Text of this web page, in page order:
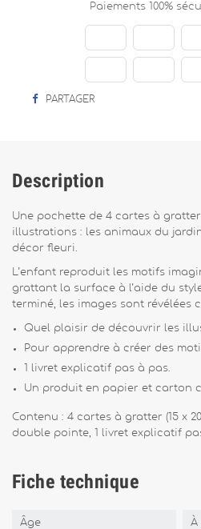
Paiements 100%
PARTAGER
Description
Une pochette de 4 cartes à
illustrations : les animaux du
décor fleuri.
L’enfant reproduit les motifs
grattant la surface à l’aide du
terminé, les images sont révélées
Quel plaisir de découvrir les
Pour apprendre à créer des
1 livret explicatif pas à pas.
Un produit en papier et carton
Contenu : 4 cartes à gratter (15 x
double pointe, 1 livret explicatif
Fiche technique
Âge À